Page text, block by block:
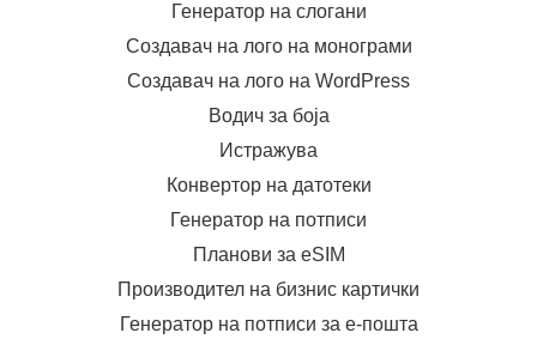
Генератор на слогани
Создавач на лого на монограми
Создавач на лого на WordPress
Водич за боја
Истражува
Конвертор на датотеки
Генератор на потписи
Планови за eSIM
Производител на бизнис картички
Генератор на потписи за е-пошта